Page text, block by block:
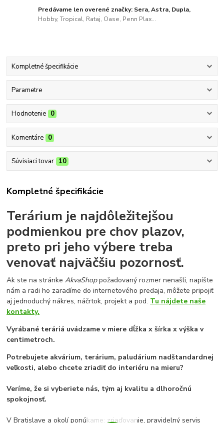
Predávame len overené značky: Sera, Astra, Dupla,
Hobby, Tropical, Rataj, Oase, Penn Plax...
Kompletné špecifikácie
Parametre
Hodnotenie 0
Komentáre 0
Súvisiaci tovar 10
Kompletné špecifikácie
Terárium je najdôležitejšou
podmienkou pre chov plazov,
preto pri jeho výbere treba
venovať najväčšiu pozornosť.
Ak ste na stránkeAkvaShoppožadovaný rozmer nenašli, napíšte
nám a radi ho zaradíme do internetového predaja, môžete pripojiť
aj jednoduchý nákres, náčrtok, projekt a pod. Tu nájdete naše
kontakty.
Vyrábané teráriá uvádzame v miere dĺžka x šírka x výška v
centimetroch.
Potrebujete akvárium, terárium, paludárium nadštandardnej
veľkosti, alebo chcete zriadiť do interiéru na mieru?
Veríme, že si vyberiete nás, tým aj kvalitu a dlhoročnú
spokojnosť.
V Bratislave a okolí ponúkame: zriaďovanie, pravidelný servis